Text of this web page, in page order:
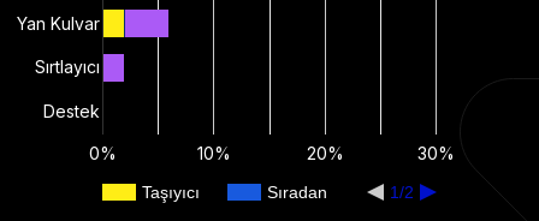
Taşıyıcı Sıradan 1/2
0% 10% 20% 30%
Yan Kulvar
Sırtlayıcı
Destek